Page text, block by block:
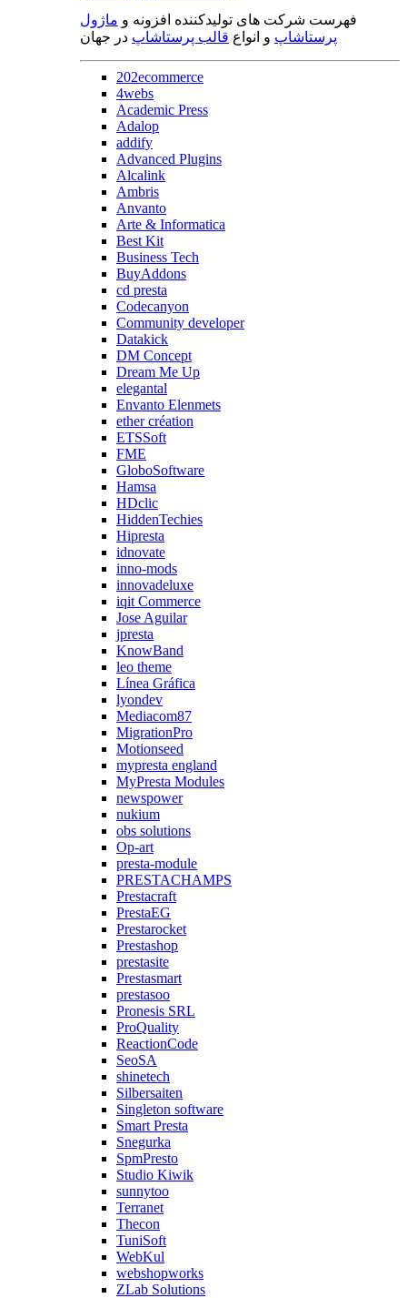
فهرست شرکت های تولیدکننده افزونه و ماژول
پرستاشاپ و انواع قالب پرستاشاپ در جهان
202ecommerce
4webs
Academic Press
Adalop
addify
Advanced Plugins
Alcalink
Ambris
Anvanto
Arte & Informatica
Best Kit
Business Tech
BuyAddons
cd presta
Codecanyon
Community developer
Datakick
DM Concept
Dream Me Up
elegantal
Envanto Elenmets
ether création
ETSSoft
FME
GloboSoftware
Hamsa
HDclic
HiddenTechies
Hipresta
idnovate
inno-mods
innovadeluxe
iqit Commerce
Jose Aguilar
jpresta
KnowBand
leo theme
Línea Gráfica
lyondev
Mediacom87
MigrationPro
Motionseed
mypresta england
MyPresta Modules
newspower
nukium
obs solutions
Op-art
presta-module
PRESTACHAMPS
Prestacraft
PrestaEG
Prestarocket
Prestashop
prestasite
Prestasmart
prestasoo
Pronesis SRL
ProQuality
ReactionCode
SeoSA
shinetech
Silbersaiten
Singleton software
Smart Presta
Snegurka
SpmPresto
Studio Kiwik
sunnytoo
Terranet
Thecon
TuniSoft
WebKul
webshopworks
ZLab Solutions